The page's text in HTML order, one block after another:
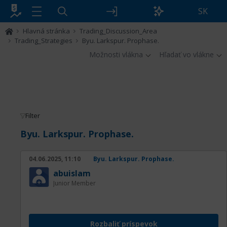
SK
Hlavná stránka
Trading_Discussion_Area
Trading_Strategies
Byu. Larkspur. Prophase.
Možnosti vlákna Hľadať vo vlákne
Filter
Byu. Larkspur. Prophase.
04.06.2025, 11:10 Byu. Larkspur. Prophase.
abuislam
Junior Member
Rozbaliť príspevok